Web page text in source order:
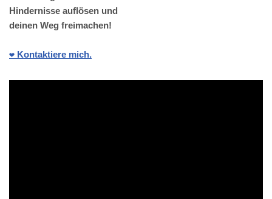
Hindernisse auflösen und
deinen Weg freimachen!
❤️ Kontaktiere mich.